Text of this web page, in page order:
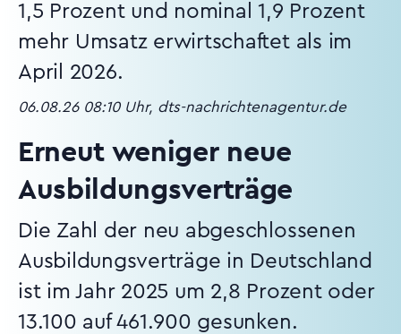
1,5 Prozent und nominal 1,9 Prozent
mehr Umsatz erwirtschaftet als im
April 2026.
06.08.26 08:10 Uhr, dts-nachrichtenagentur.de
Erneut weniger neue
Ausbildungsverträge
Die Zahl der neu abgeschlossenen
Ausbildungsverträge in Deutschland
ist im Jahr 2025 um 2,8 Prozent oder
13.100 auf 461.900 gesunken.